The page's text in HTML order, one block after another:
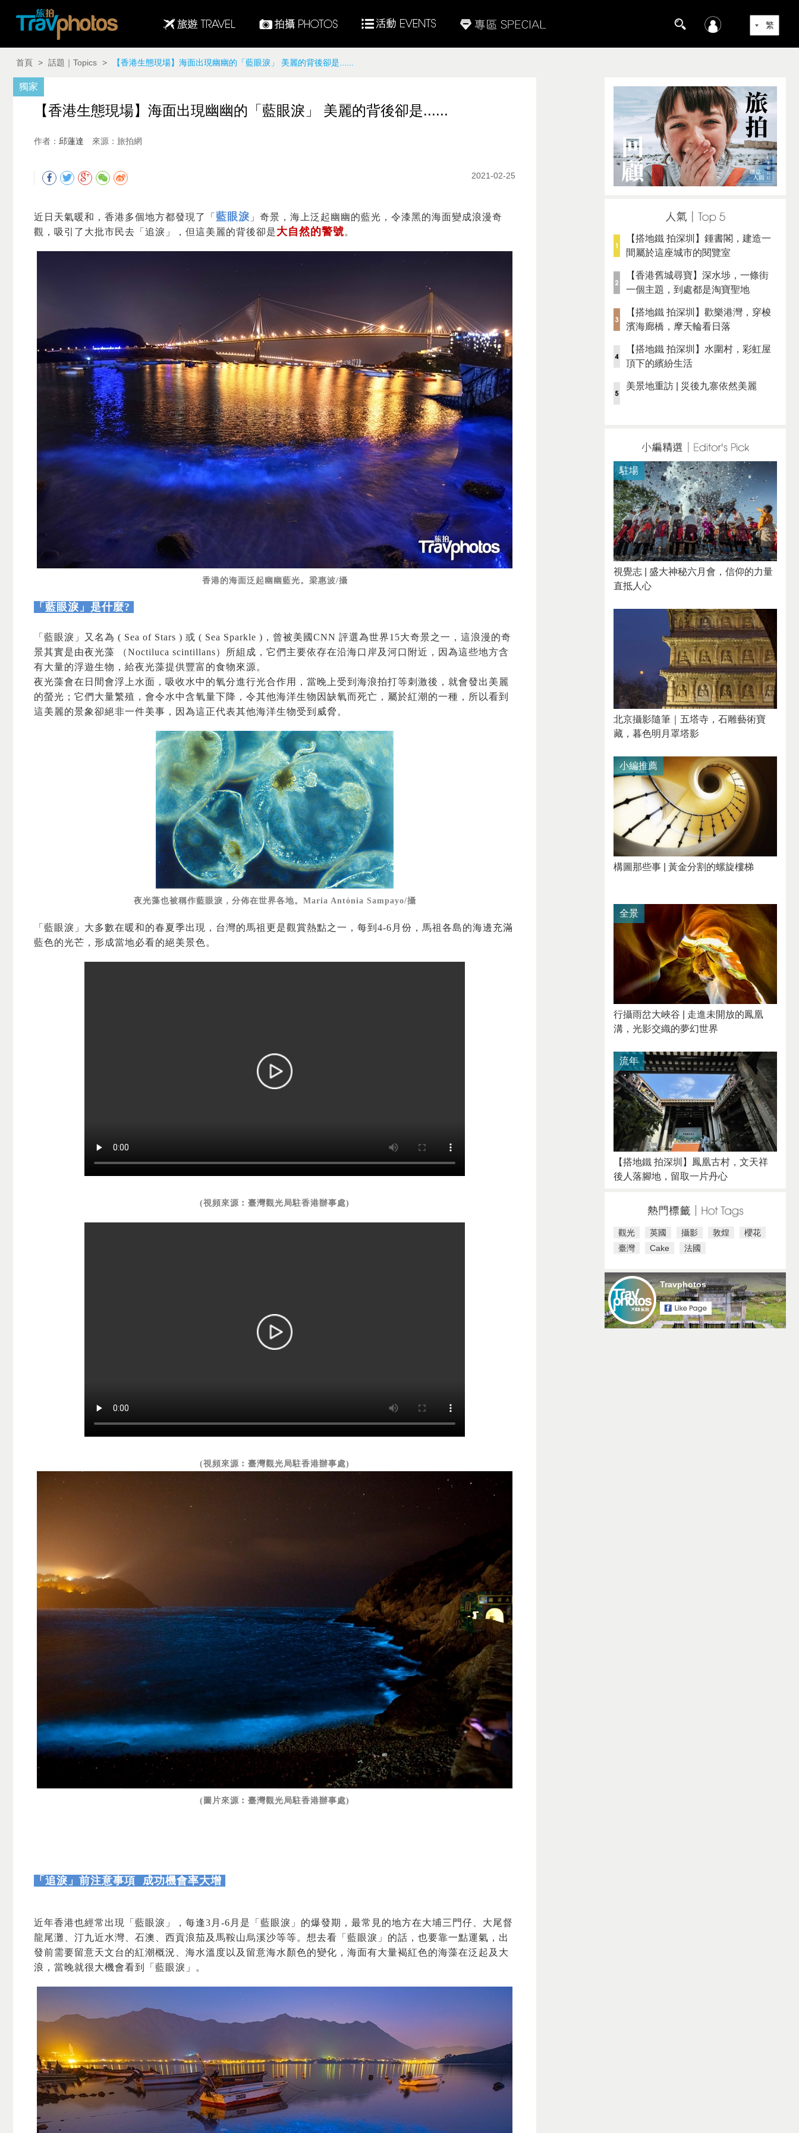
首頁 > 話題｜Topics > 【香港生態現場】海面出現幽幽的「藍眼淚」 美麗的背後卻是......
獨家
【香港生態現場】海面出現幽幽的「藍眼淚」 美麗的背後卻是......
作者： 邱蓮達 來源：旅拍網
2021-02-25
近日天氣暖和，香港多個地方都發現了「 藍眼淚 」奇景，海上泛起幽幽的藍光，令漆黑的海面變成浪漫奇
觀，吸引了大批市民去「追淚」，但這美麗的背後卻是大自然的警號。
香港的海面泛起幽幽藍光。梁惠波/攝
「藍眼淚」是什麼?
「藍眼淚」
又名為 ( Sea of Stars ) 或 ( Sea Sparkle )，曾被美國CNN 評選為世界15大奇景之一，這浪漫的奇
景其實是由夜光藻 （Noctiluca scintillans） 所組成，它們 主要依存在沿海口岸及河口附近，因為這些地方含
有大量的浮遊生物，給夜光藻提供豐富的食物來源。
夜光藻會在日間會浮上水面，吸收水中的氧分進行光合作用，當晚上受到海浪拍打等刺激後，就會發出美麗
的螢光；它們大量繁殖，會令水中含氧量下降，令其他海洋生物因缺氧而死亡，屬於紅潮的一種，所以看到
這美麗的景象卻絕非一件美事，因為這正代表其他海洋生物受到威脅。
夜光藻也被稱作藍眼淚，分佈在世界各地。Maria Antónia Sampayo/攝
「藍眼淚」大多數在暖和的春夏季出現，台灣的馬祖更是觀賞熱點之一，每到4-6月份，馬祖各島的海邊充滿
藍色的光芒，形成當地必看的絕美景色。
(視頻來源︰臺灣觀光局駐香港辦事處)
(視頻來源︰臺灣觀光局駐香港辦事處)
(圖片來源︰臺灣觀光局駐香港辦事處)
「追淚」前注意事項 成功機會率大增
近年香港也經常出現「藍眼淚」， 每逢3月-6月是 「藍眼淚」的爆發期， 最常見的地方在大埔三門仔、大尾督
龍尾灘、汀九近水灣、石澳、西貢浪茄及馬鞍山烏溪沙等等。想去看「藍眼淚」的話，也要靠一點運氣，出
發前需要留意天文台的紅潮概況、海水溫度以及留意海水顏色的變化，海面有大量褐紅色的海藻在泛起及大
浪，當晚就很大機會看到「藍眼淚」。
【搭地鐵 拍深圳】鍾書閣，建造一
間屬於這座城市的閱覽室
【香港舊城尋寶】深水埗，一條街
一個主題，到處都是淘寶聖地
【搭地鐵 拍深圳】歡樂港灣，穿梭
濱海廊橋，摩天輪看日落
【搭地鐵 拍深圳】水圍村，彩虹屋
頂下的繽紛生活
美景地重訪 | 災後九寨依然美麗
視覺志 | 盛大神秘六月會，信仰的力量
直抵人心
駐場
北京攝影隨筆｜​五塔寺，石雕藝術寶
藏，暮色明月罩塔影
構圖那些事 | 黃金分割的螺旋樓梯
小編推薦
行攝雨岔大峽谷 | 走進未開放的鳳凰
溝，光影交織的夢幻世界
全景
【搭地鐵 拍深圳】鳳凰古村，文天祥
後人落腳地，留取一片丹心
流年
觀光 英國 攝影 敦煌
櫻花
臺灣
Cake 法國
Travphotos